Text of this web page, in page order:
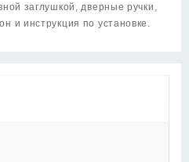
заглушкой, дверные ручки,
и инструкция по установке.